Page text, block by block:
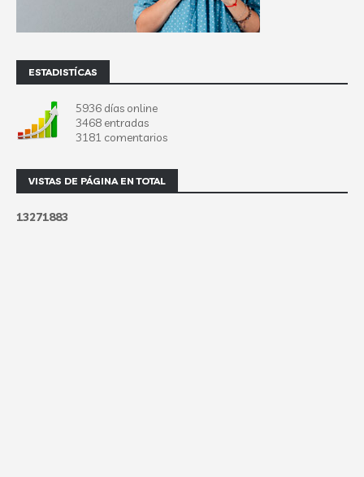
ESTADISTÍCAS
5936 días online
3468 entradas
3181 comentarios
VISTAS DE PÁGINA EN TOTAL
13271883